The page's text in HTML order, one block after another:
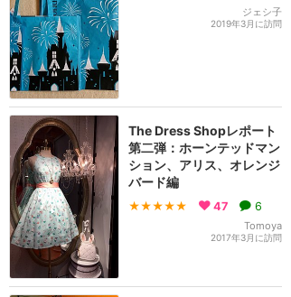
ジェシ子
2019年3月に訪問
The Dress Shopレポート
第二弾：ホーンテッドマン
ション、アリス、オレンジ
バード編
★★★★★ 47 6
Tomoya
2017年3月に訪問